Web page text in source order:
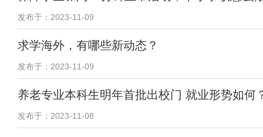
发布于：2023-11-09
求学海外，有哪些新动态？
发布于：2023-11-09
养老专业本科生明年首批出校门 就业形势如何
发布于：2023-11-08